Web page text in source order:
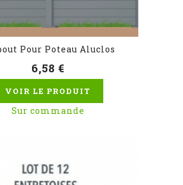
Pour Poteau Aluclos
6,58 €
VOIR LE PRODUIT
Sur commande